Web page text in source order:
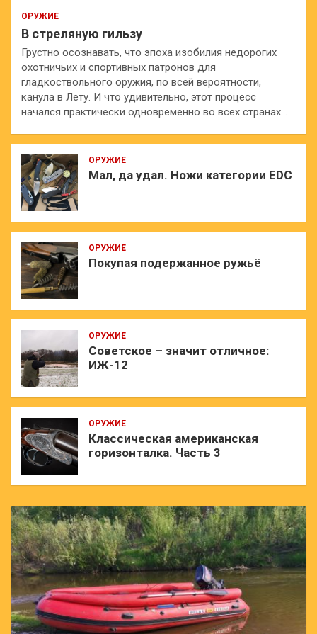
ОРУЖИЕ
В стреляную гильзу
Грустно осознавать, что эпоха изобилия недорогих
охотничьих и спортивных патронов для
гладкоствольного оружия, по всей вероятности,
канула в Лету. И что удивительно, этот процесс
начался практически одновременно во всех странах…
ОРУЖИЕ
Мал, да удал. Ножи категории EDC
ОРУЖИЕ
Покупая подержанное ружьё
ОРУЖИЕ
Советское – значит отличное:
ИЖ-12
ОРУЖИЕ
Классическая американская
горизонталка. Часть 3